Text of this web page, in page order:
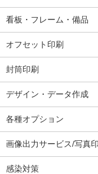
看板・フレーム・備品
オフセット印刷
封筒印刷
デザイン・データ作成
各種オプション
画像出力サービス/写真
感染対策